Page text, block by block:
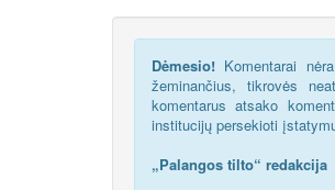
Dėmesio! Komentarai
žeminančius, tikrovės
komentarus atsako
institucijų persekioti
„Palangos tilto“ redakcija